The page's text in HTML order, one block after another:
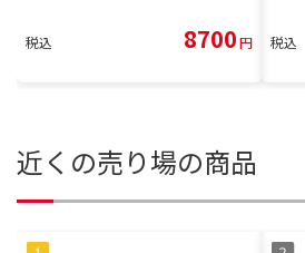
税込 8700円 税込
近くの売り場の商品